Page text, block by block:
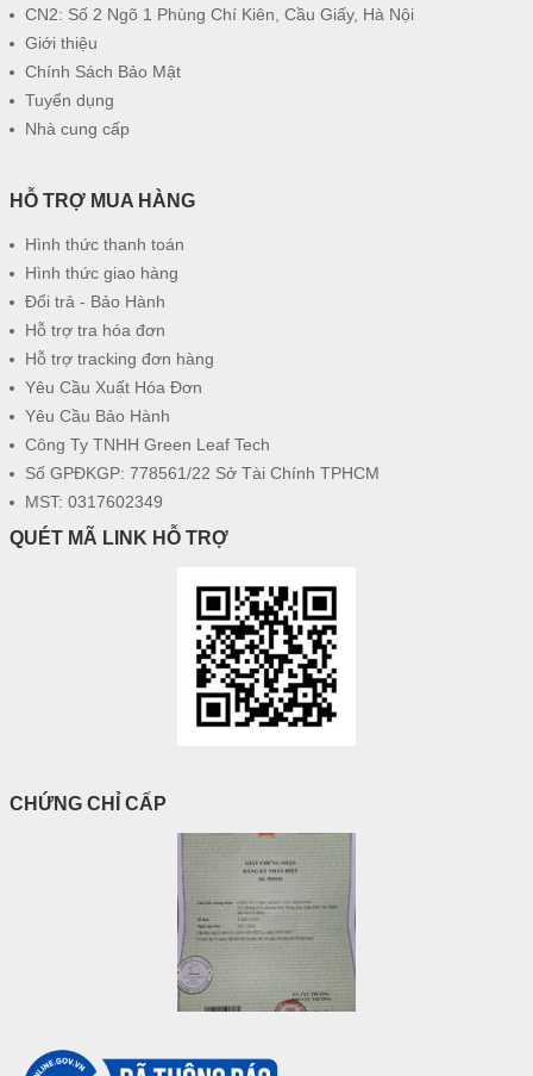
CN2: Số 2 Ngõ 1 Phùng Chí Kiên, Cầu Giấy, Hà Nội
Giới thiệu
Chính Sách Bảo Mật
Tuyển dụng
Nhà cung cấp
HỖ TRỢ MUA HÀNG
Hình thức thanh toán
Hình thức giao hàng
Đổi trả - Bảo Hành
Hỗ trợ tra hóa đơn
Hỗ trợ tracking đơn hàng
Yêu Cầu Xuất Hóa Đơn
Yêu Cầu Bảo Hành
Công Ty TNHH Green Leaf Tech
Số GPĐKGP: 778561/22 Sở Tài Chính TPHCM
MST: 0317602349
QUÉT MÃ LINK HỖ TRỢ
CHỨNG CHỈ CẤP